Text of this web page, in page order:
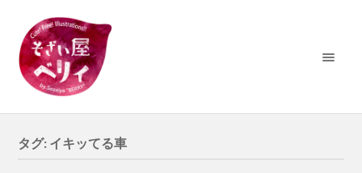
タグ: イキッてる車